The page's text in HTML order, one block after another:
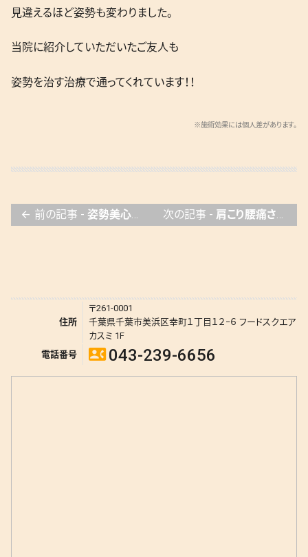
見違えるほど姿勢も変わりました。
当院に紹介していただいたご友人も
姿勢を治す治療で通ってくれています！！
※施術効果には個人差があります。
arrow_back 前の記事 - 姿勢美心へ！！ 次の記事 - 肩こり腰痛さようなら🍊
住所
〒261-0001
千葉県千葉市美浜区幸町１丁目１２−６ フードスクエア
カスミ 1F
電話番号
contact_phone 043-239-6656